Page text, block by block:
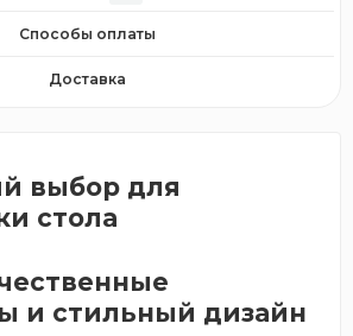
Способы оплаты
Доставка
выбор для
стола
и стильный дизайн